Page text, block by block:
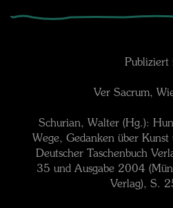
Publiziert
Ver Sacrum,
Schurian, Walter (Hg.):
Wege, Gedanken über
Deutscher Taschenbuch
35 und Ausgabe 2004
Verlag), S.